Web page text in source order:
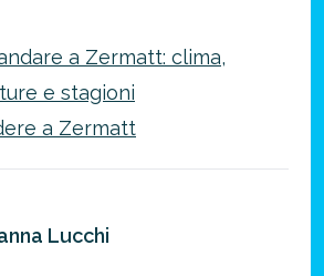
a Zermatt: clima,
e stagioni
a Zermatt
Lucchi